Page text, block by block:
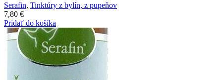
Serafin, Tinktúry z bylín, z pupeňov
7,80 €
Pridať do košíka